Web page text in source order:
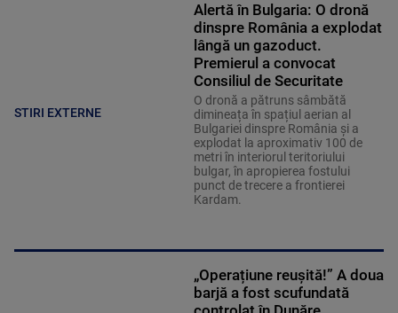
STIRI EXTERNE
Alertă în Bulgaria: O dronă
dinspre România a explodat
lângă un gazoduct.
Premierul a convocat
Consiliul de Securitate
O dronă a pătruns sâmbătă
dimineața în spațiul aerian al
Bulgariei dinspre România și a
explodat la aproximativ 100 de
metri în interiorul teritoriului
bulgar, în apropierea fostului
punct de trecere a frontierei
Kardam.
„Operațiune reușită!” A doua
barjă a fost scufundată